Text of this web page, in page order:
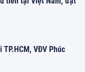
VĐV Phúc